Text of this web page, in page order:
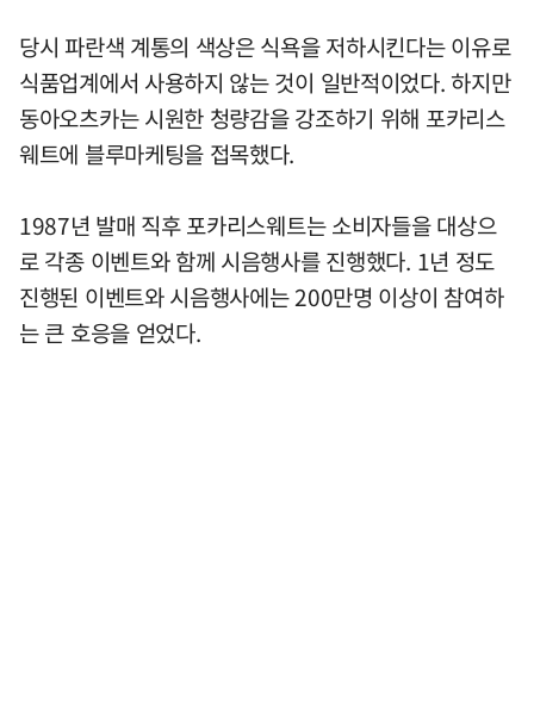
당시 파란색 계통의 색상은 식욕을 저하시킨다는 이유로
식품업계에서 사용하지 않는 것이 일반적이었다. 하지만
동아오츠카는 시원한 청량감을 강조하기 위해 포카리스
웨트에 블루마케팅을 접목했다.
1987년 발매 직후 포카리스웨트는 소비자들을 대상으
로 각종 이벤트와 함께 시음행사를 진행했다. 1년 정도
진행된 이벤트와 시음행사에는 200만명 이상이 참여하
는 큰 호응을 얻었다.